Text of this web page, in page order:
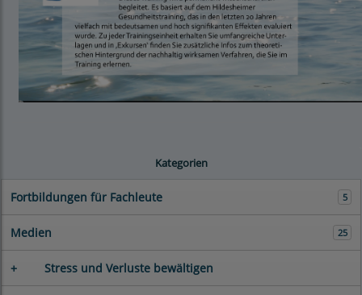
Kategorien
Fortbildungen für Fachleute 5
Medien 25
+ Stress und Verluste bewältigen